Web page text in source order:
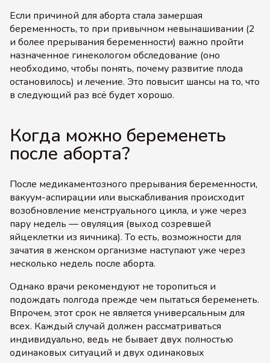
Если причиной для аборта стала замершая
беременность, то при привычном невынашивании (2
и более прерывания беременности) важно пройти
назначенное гинекологом обследование (оно
необходимо, чтобы понять, почему развитие плода
остановилось) и лечение. Это повысит шансы на то, что
в следующий раз всё будет хорошо.
Когда можно беременеть
после аборта?
После медикаментозного прерывания беременности,
вакуум-аспирации или выскабливания происходит
возобновление менструального цикла, и уже через
пару недель — овуляция (выход созревшей
яйцеклетки из яичника). То есть, возможности для
зачатия в женском организме наступают уже через
несколько недель после аборта.
Однако врачи рекомендуют не торопиться и
подождать полгода прежде чем пытаться беременеть.
Впрочем, этот срок не является универсальным для
всех. Каждый случай должен рассматриваться
индивидуально, ведь не бывает двух полностью
одинаковых ситуаций и двух одинаковых